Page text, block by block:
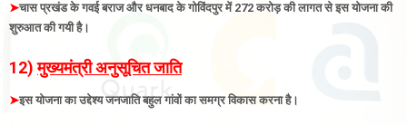
➤चास प्रखंड के गवई बराज और धनबाद के गोविंदपुर में 272 करोड़ की लागत से इस योजना की
शुरुआत की गयी है।
12)मुख्यमंत्री अनुसूचित जाति
➤इस योजना का उद्देश्य जनजाति बहुल गांवों का समग्र विकास करना है।